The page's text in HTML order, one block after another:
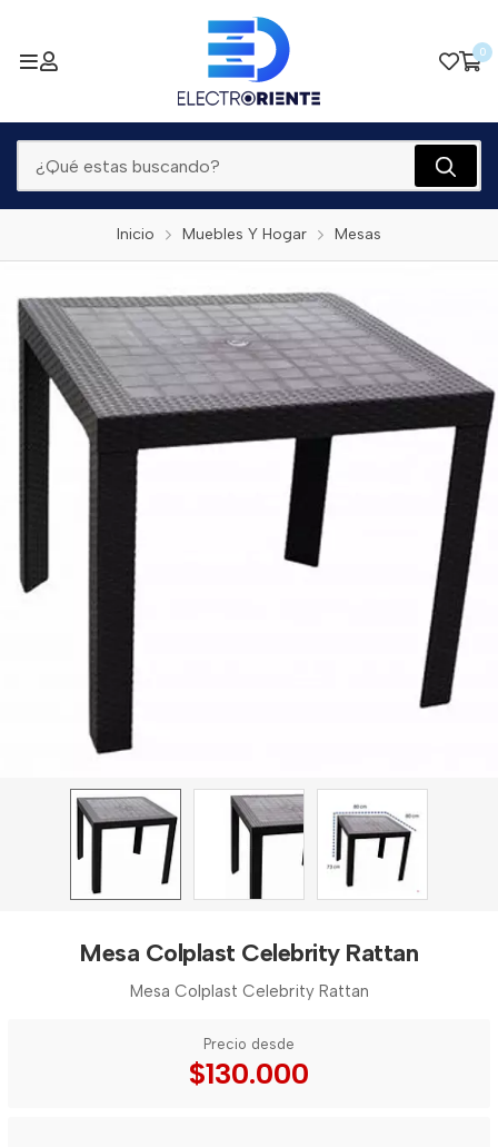
0
Inicio Muebles Y Hogar Mesas
Mesa Colplast Celebrity Rattan
Mesa Colplast Celebrity Rattan
Precio desde
$130.000